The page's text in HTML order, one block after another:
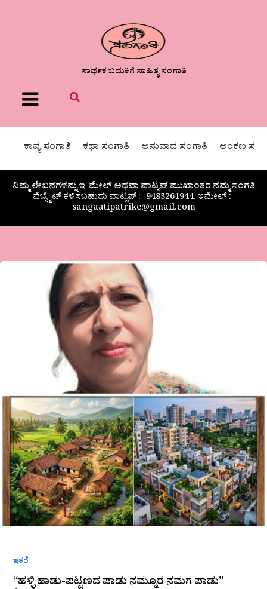
ಸಾರ್ಥಕ ಬದುಕಿಗೆ ಸಾಹಿತ್ಯ ಸಂಗಾತಿ
Menu
ಕಾವ್ಯ ಸಂಗಾತಿ ಕಥಾ ಸಂಗಾತಿ ಅನುವಾದ ಸಂಗಾತಿ ಅಂಕಣ
ನಿಮ್ಮ ಲೇಖನಗಳನ್ನು ಇ-ಮೇಲ್ ಅಥವಾ ವಾಟ್ಸಪ್ ಮುಖಾಂತರ ನಮ್ಮ ಸಂಗತಿ
ವೆಬ್ಸೈಟ್ ಕಳಿಸಬಹುದು ವಾಟ್ಸಪ್‌ :- 9483261944, ಇಮೇಲ್ :-
sangaatipatrike@gmail.com
ಇತರೆ
“ಹಳ್ಳಿ ಹಾಡು-ಪಟ್ಟಣದ ಪಾಡು ನಮ್ಮೂರ ನಮಗ ಪಾಡು”
ಮ.ಗುಮ್ಮಗೋಳ